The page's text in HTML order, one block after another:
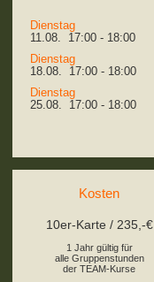
Dienstag
11.08. 17:00 - 18:00
Dienstag
18.08. 17:00 - 18:00
Dienstag
25.08. 17:00 - 18:00
Kosten
10er-Karte / 235,-€
1 Jahr gültig für
alle Gruppenstunden
der TEAM-Kurse